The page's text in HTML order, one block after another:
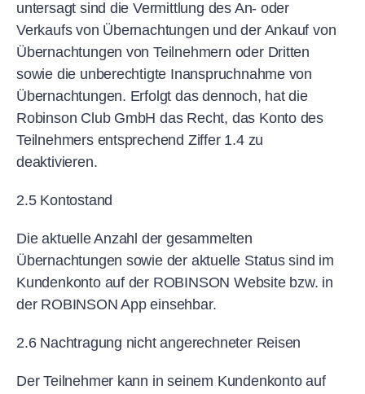
untersagt sind die Vermittlung des An- oder
Verkaufs von Übernachtungen und der Ankauf von
Übernachtungen von Teilnehmern oder Dritten
sowie die unberechtigte Inanspruchnahme von
Übernachtungen. Erfolgt das dennoch, hat die
Robinson Club GmbH das Recht, das Konto des
Teilnehmers entsprechend Ziffer 1.4 zu
deaktivieren.
2.5 Kontostand
Die aktuelle Anzahl der gesammelten
Übernachtungen sowie der aktuelle Status sind im
Kundenkonto auf der ROBINSON Website bzw. in
der ROBINSON App einsehbar.
2.6 Nachtragung nicht angerechneter Reisen
Der Teilnehmer kann in seinem Kundenkonto auf